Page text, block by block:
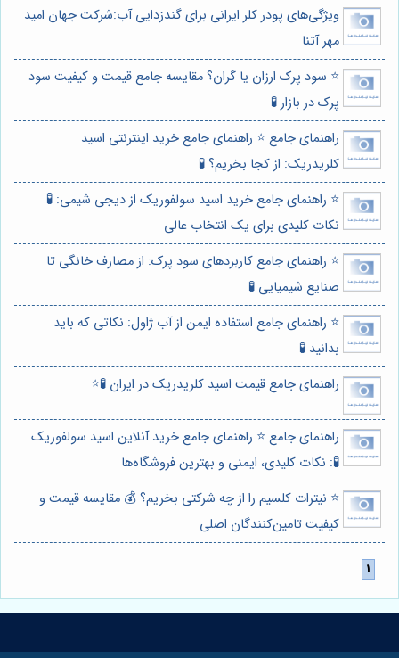
ویژگی‌های پودر کلر ایرانی برای گندزدایی آب:شرکت جهان امید
مهر آتنا
⭐️ سود پرک ارزان یا گران؟ مقایسه جامع قیمت و کیفیت سود
پرک در بازار 🧪
راهنمای جامع ⭐️ راهنمای جامع خرید اینترنتی اسید
کلریدریک: از کجا بخریم؟ 🧪
⭐️ راهنمای جامع خرید اسید سولفوریک از دیجی شیمی: 🧪
نکات کلیدی برای یک انتخاب عالی
⭐️ راهنمای جامع کاربردهای سود پرک: از مصارف خانگی تا
صنایع شیمیایی 🧪
⭐️ راهنمای جامع استفاده ایمن از آب ژاول: نکاتی که باید
بدانید 🧪
راهنمای جامع قیمت اسید کلریدریک در ایران 🧪⭐️
راهنمای جامع ⭐️ راهنمای جامع خرید آنلاین اسید سولفوریک
🧪: نکات کلیدی، ایمنی و بهترین فروشگاه‌ها
⭐️ نیترات کلسیم را از چه شرکتی بخریم؟ 💰 مقایسه قیمت و
کیفیت تامین‌کنندگان اصلی